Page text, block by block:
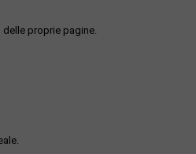
proprie pagine.